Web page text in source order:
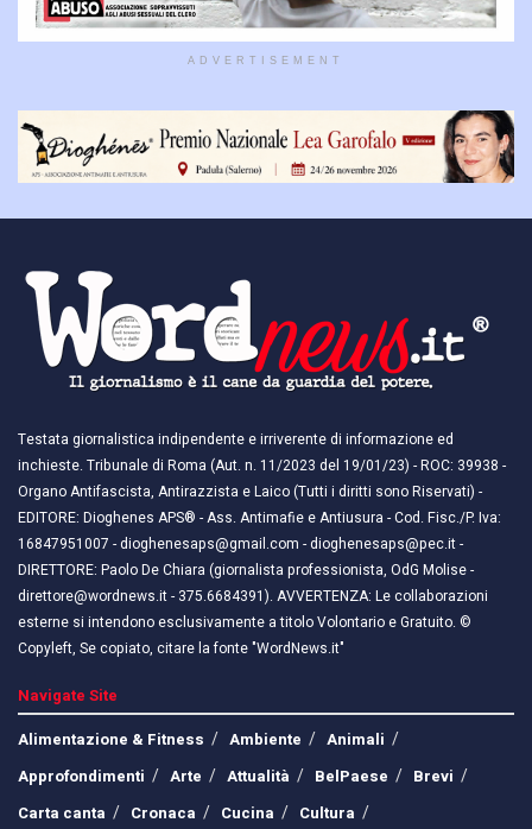
ADVERTISEMENT
Testata giornalistica indipendente e irriverente di informazione ed
inchieste. Tribunale di Roma (Aut. n. 11/2023 del 19/01/23) - ROC: 39938 -
Organo Antifascista, Antirazzista e Laico (Tutti i diritti sono Riservati) -
EDITORE: Dioghenes APS® - Ass. Antimafie e Antiusura - Cod. Fisc./P. Iva:
16847951007 - dioghenesaps@gmail.com - dioghenesaps@pec.it - ​​
DIRETTORE: Paolo De Chiara (giornalista professionista, OdG Molise -
direttore@wordnews.it - ​​375.6684391). AVVERTENZA: Le collaborazioni
esterne si intendono esclusivamente a titolo Volontario e Gratuito. ©
Copyleft, Se copiato, citare la fonte "WordNews.it"
Navigate Site
Alimentazione & Fitness
Ambiente
Animali
Approfondimenti
Arte Attualità BelPaese
Brevi
Carta canta
Cronaca Cucina
Cultura